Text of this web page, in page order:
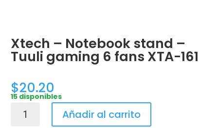
Xtech – Notebook stand –
Tuuli gaming 6 fans XTA-161
$20.20
15 disponibles
Añadir al carrito